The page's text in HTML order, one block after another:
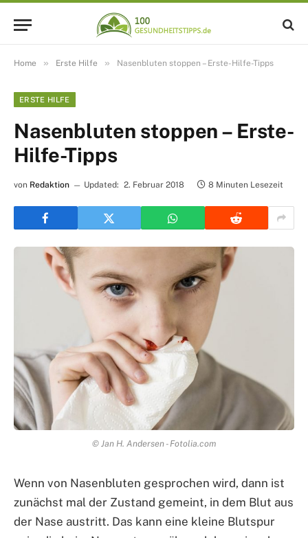
Home » Erste Hilfe » Nasenbluten stoppen – Erste-Hilfe-Tipps
ERSTE HILFE
Nasenbluten stoppen – Erste-
Hilfe-Tipps
von Redaktion Updated: 2. Februar 2018 8 Minuten Lesezeit
© Jan H. Andersen - Fotolia.com
Wenn von Nasenbluten gesprochen wird, dann ist
zunächst mal der Zustand gemeint, in dem Blut aus
der Nase austritt. Das kann eine kleine Blutspur